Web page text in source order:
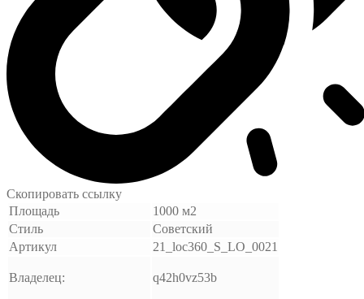
Скопировать ссылку
Площадь
1000 м2
Стиль
Советский
Артикул
21_loc360_S_LO_0021
Владелец: q42h0vz53b